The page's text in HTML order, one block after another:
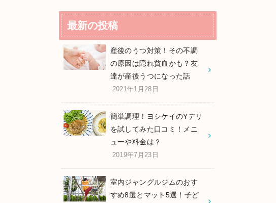
最新の投稿
産後のうつ対策！その不調
の原因は隠れ貧血かも？友
達が産後うつになった話
2021年1月28日
簡単調理！ヨシケイのYデリ
を試してみた口コミ！メニ
ューや料金は？
2019年7月23日
室内ジャングルジムのおす
すめ8選とマット5選！子ど